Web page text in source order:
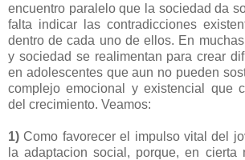
encuentro paralelo que la sociedad da
falta indicar las contradicciones
dentro de cada uno de ellos. En
y sociedad se realimentan para crear
en adolescentes que aun no pueden
complejo emocional y existencial que
del crecimiento. Veamos:
1) Como favorecer el impulso vital del
la adaptacion social, porque, en cierta